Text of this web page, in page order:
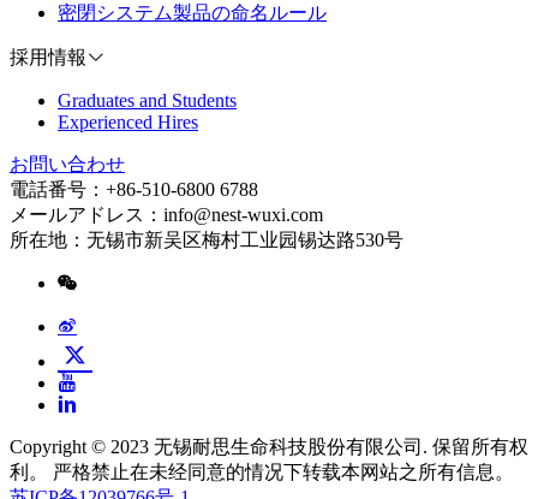
密閉システム製品の命名ルール
採用情報
Graduates and Students
Experienced Hires
お問い合わせ
電話番号：+86-510-6800 6788
メールアドレス：info@nest-wuxi.com
所在地：无锡市新吴区梅村工业园锡达路530号
Copyright © 2023 无锡耐思生命科技股份有限公司. 保留所有权
利。 严格禁止在未经同意的情况下转载本网站之所有信息。